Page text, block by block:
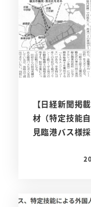
【日経新聞掲
材（特定技能
見臨港バス様